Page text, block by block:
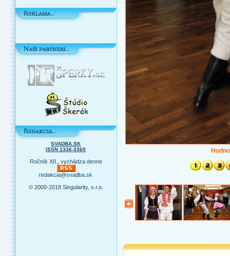
SVADBA.SK
ISSN 1336-3360
Ročník XII., vychádza denne
redakcia@svadba.sk
© 2000-2018 Singularity, s.r.o.